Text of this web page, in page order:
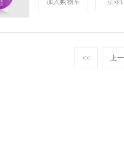
加入购物车 立即
<< 上